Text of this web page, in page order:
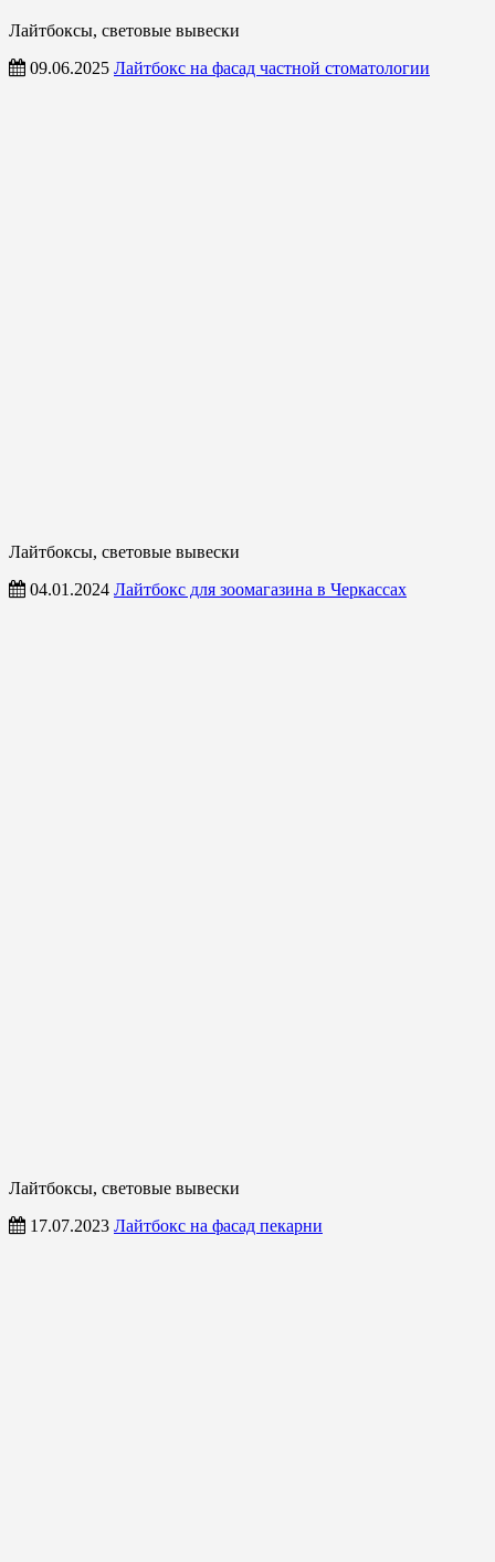
Лайтбоксы, световые вывески
09.06.2025 Лайтбокс на фасад частной стоматологии
Лайтбоксы, световые вывески
04.01.2024 Лайтбокс для зоомагазина в Черкассах
Лайтбоксы, световые вывески
17.07.2023 Лайтбокс на фасад пекарни